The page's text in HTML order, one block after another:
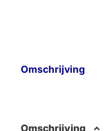
Omschrijving
Omschrijving